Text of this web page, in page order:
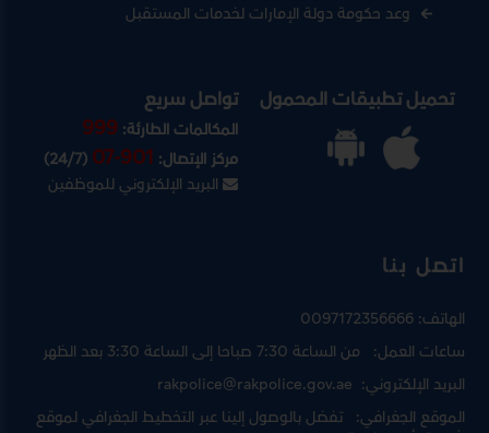
وعد حكومة دولة الإمارات لخدمات المستقبل
تحميل تطبيقات المحمول تواصل سريع
المكالمات الطارئة:999
مركز الإتصال:07-901
(24/7)
البريد الإلكتروني للموظفين
اتصل بنا
الهاتف:0097172356666
ساعات العمل: من الساعة 7:30 صباحا إلى الساعة 3:30 بعد الظهر
البريد الإلكتروني:rakpolice@rakpolice.gov.ae
الموقع الجغرافي: تفضل بالوصول إلينا عبرالتخطيط الجغرافي لموقع